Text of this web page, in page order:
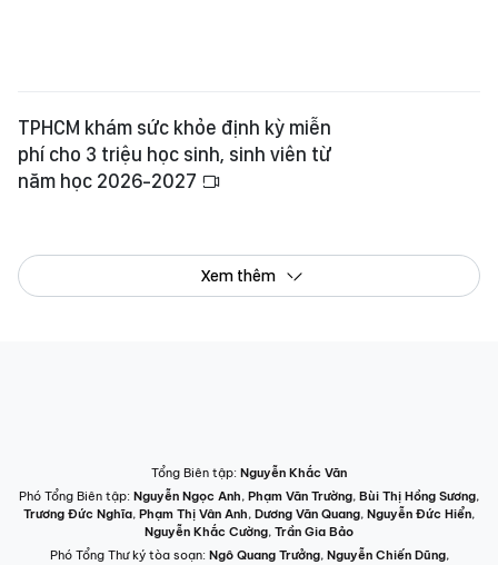
TPHCM khám sức khỏe định kỳ miễn
phí cho 3 triệu học sinh, sinh viên từ
năm học 2026-2027
Xem thêm
Tổng Biên tập: Nguyễn Khắc Văn
Phó Tổng Biên tập: Nguyễn Ngọc Anh, Phạm Văn Trường, Bùi Thị Hồng Sương,
Trương Đức Nghĩa, Phạm Thị Vân Anh, Dương Văn Quang, Nguyễn Đức Hiển,
Nguyễn Khắc Cường, Trần Gia Bảo
Phó Tổng Thư ký tòa soạn: Ngô Quang Trưởng, Nguyễn Chiến Dũng,